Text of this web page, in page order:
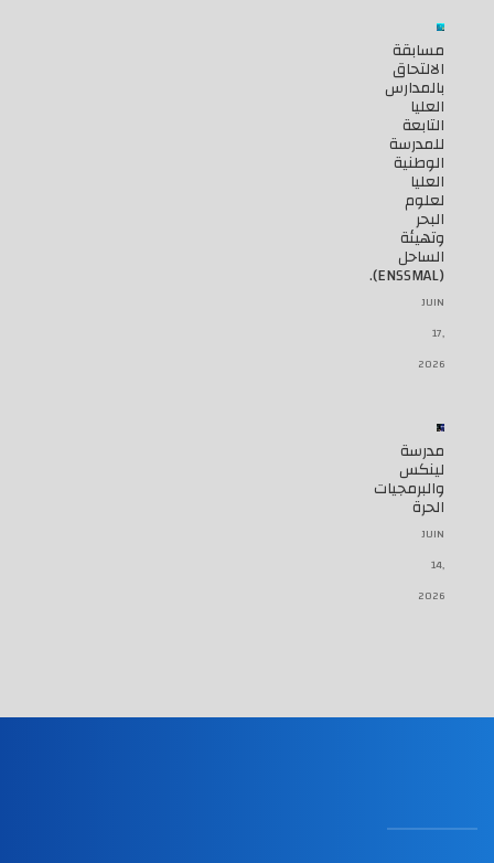
مسابقة
الالتحاق
بالمدارس
العليا
التابعة
للمدرسة
الوطنية
العليا
لعلوم
البحر
وتهيئة
الساحل
(ENSSMAL).
JUIN
17,
2026
مدرسة
لينكس
والبرمجيات
الحرة
JUIN
14,
2026